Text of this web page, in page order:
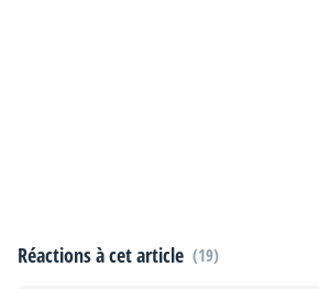
Réactions à cet article (19)